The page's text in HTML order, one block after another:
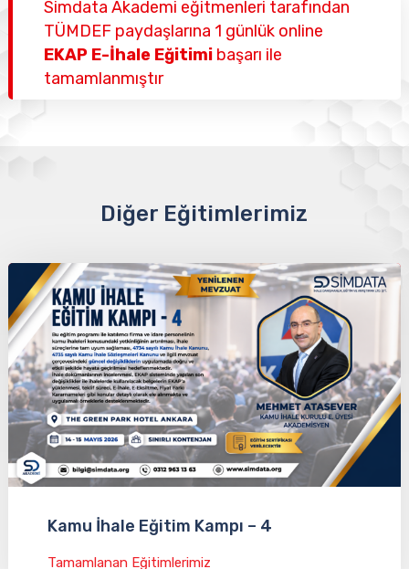
Simdata Akademi eğitmenleri tarafından
TÜMDEF paydaşlarına 1 günlük online
EKAP E-İhale Eğitimi başarı ile
tamamlanmıştır
Diğer Eğitimlerimiz
Kamu İhale Eğitim Kampı – 4
Tamamlanan Eğitimlerimiz